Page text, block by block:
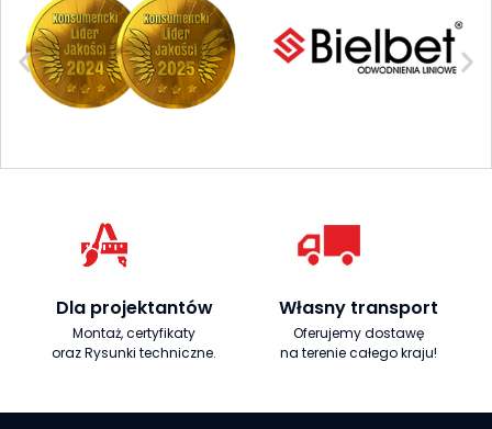
Dla projektantów
Montaż, certyfikaty
oraz Rysunki techniczne.
Własny transport
Oferujemy dostawę
na terenie całego kraju!